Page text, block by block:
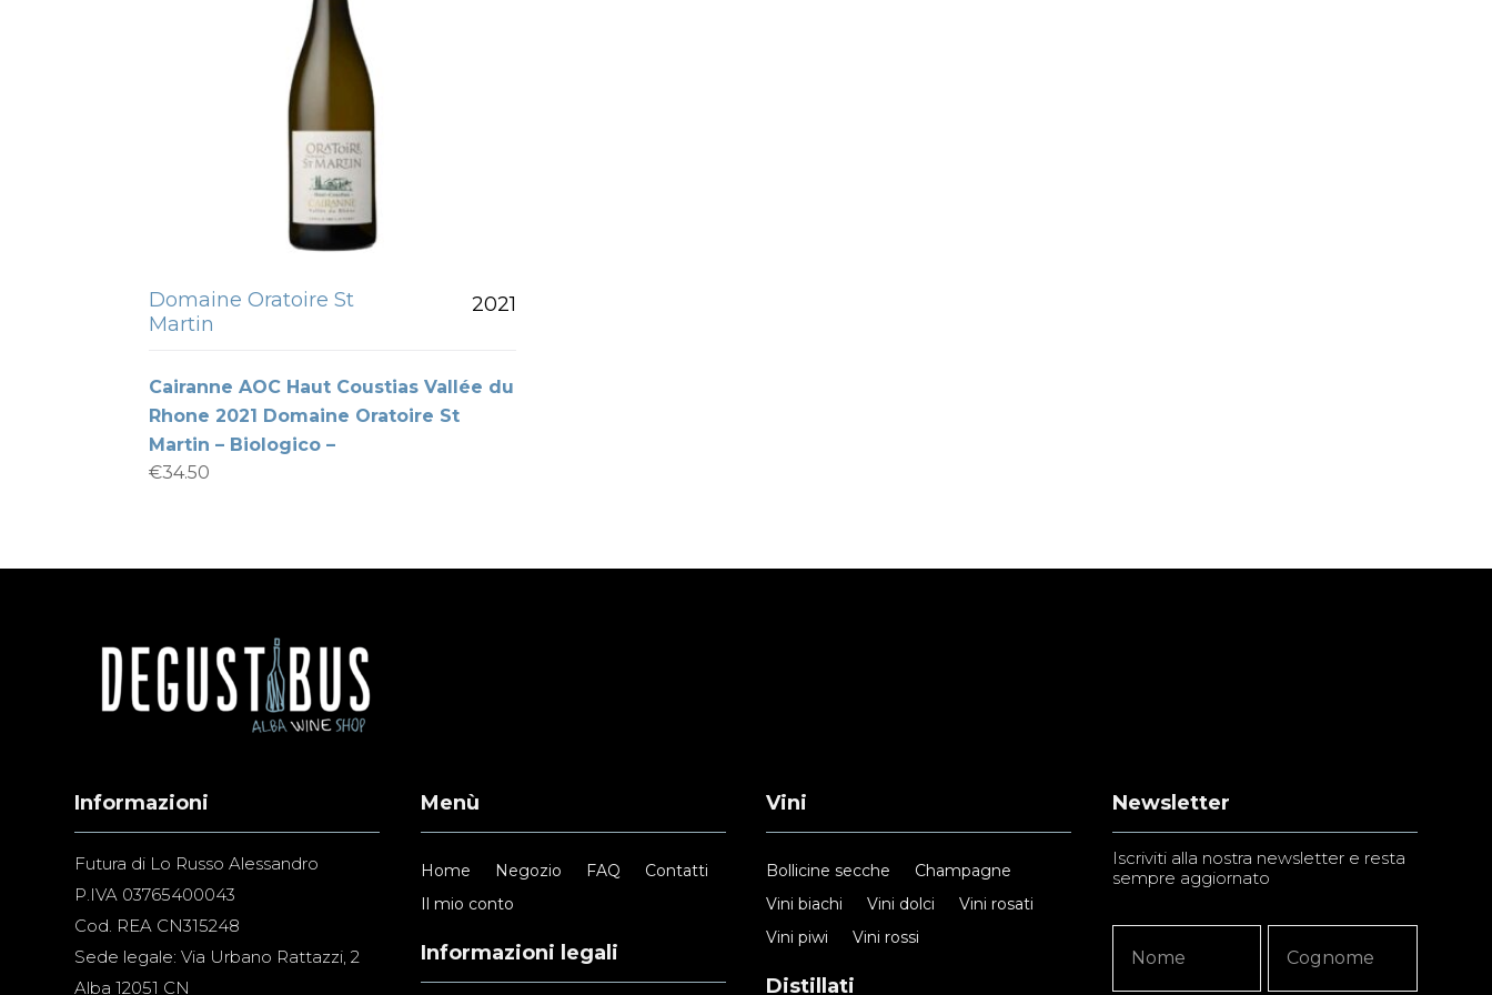
Domaine Oratoire St
Martin
2021
Cairanne AOC Haut Coustias Vallée du
Rhone 2021 Domaine Oratoire St
Martin – Biologico –
€34.50
Informazioni
Futura di Lo Russo Alessandro
P.IVA 03765400043
Cod. REA CN315248
Sede legale: Via Urbano Rattazzi, 2
Alba 12051 CN
Menù
Home Negozio FAQ
Contatti
Il mio conto
Informazioni legali
Vini
Bollicine secche
Champagne
Vini biachi
Vini dolci
Vini rosati
Vini piwi
Vini rossi
Distillati
Newsletter
Iscriviti alla nostra newsletter e resta
sempre aggiornato
Signup